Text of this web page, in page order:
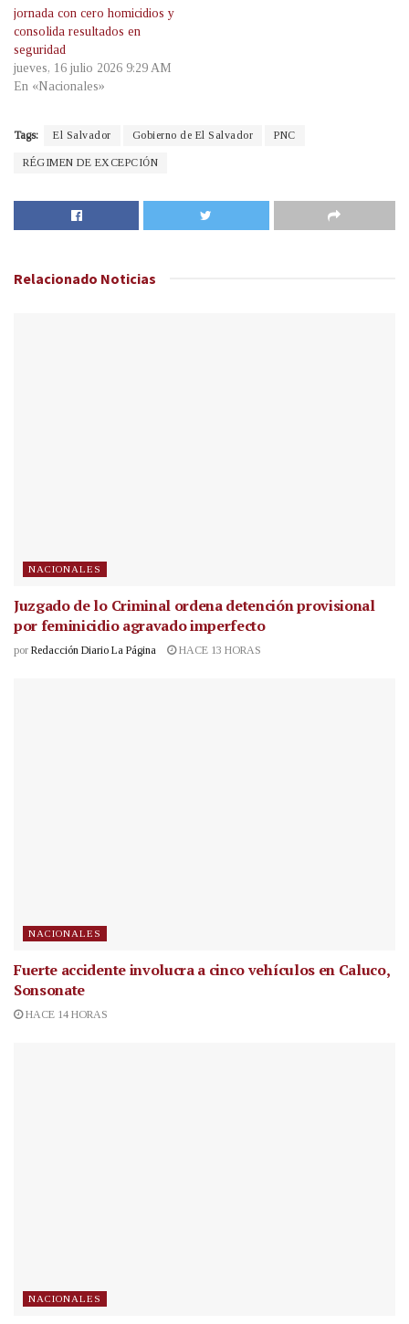
jornada con cero homicidios y
consolida resultados en
seguridad
jueves, 16 julio 2026 9:29 AM
En «Nacionales»
Tags: El Salvador Gobierno de El Salvador PNC
RÉGIMEN DE EXCEPCIÓN
Relacionado Noticias
NACIONALES
Juzgado de lo Criminal ordena detención provisional
por feminicidio agravado imperfecto
por Redacción Diario La Página HACE 13 HORAS
NACIONALES
Fuerte accidente involucra a cinco vehículos en Caluco,
Sonsonate
HACE 14 HORAS
NACIONALES